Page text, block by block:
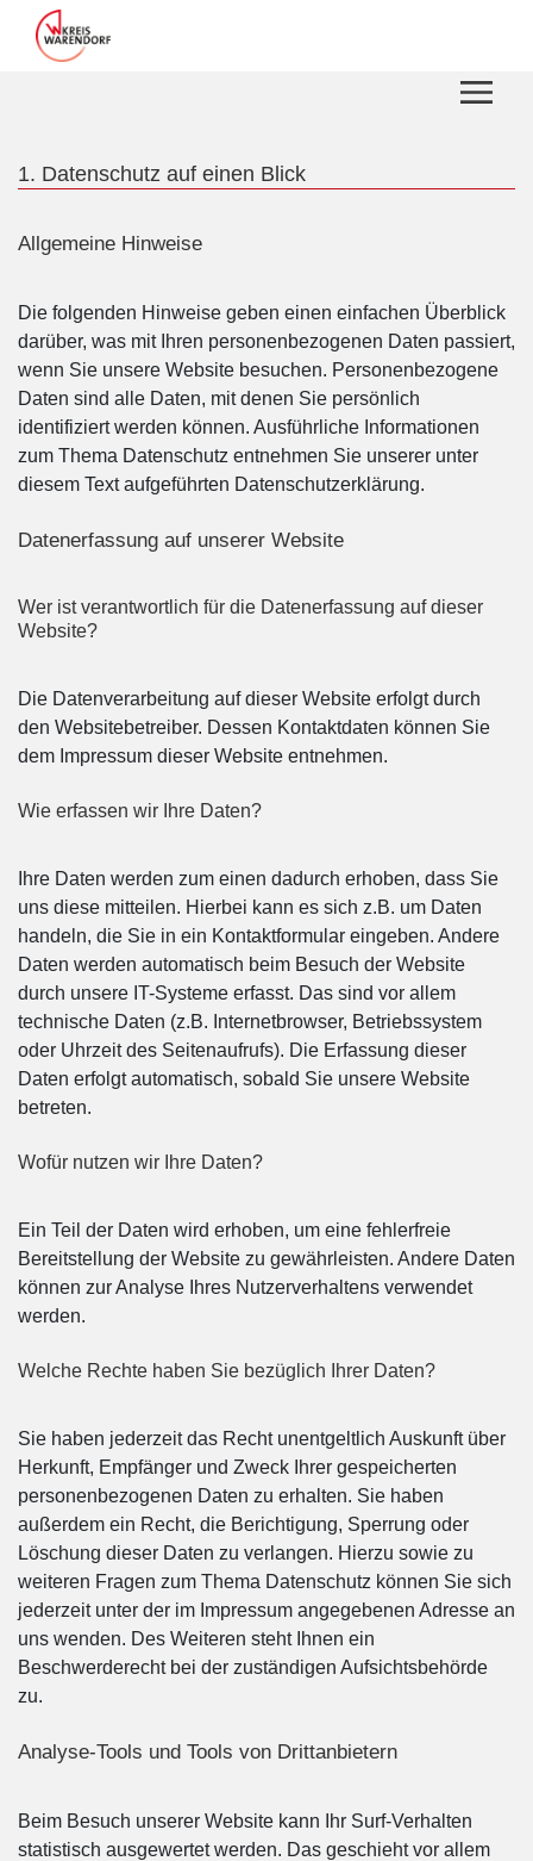
Zum Header
Zum Hauptinhalt
Zum Footer
Zum Hauptinhalt springen
1. Datenschutz auf einen Blick
Allgemeine Hinweise
Die folgenden Hinweise geben einen einfachen Überblick
darüber, was mit Ihren personenbezogenen Daten passiert,
wenn Sie unsere Website besuchen. Personenbezogene
Daten sind alle Daten, mit denen Sie persönlich
identifiziert werden können. Ausführliche Informationen
zum Thema Datenschutz entnehmen Sie unserer unter
diesem Text aufgeführten Datenschutzerklärung.
Datenerfassung auf unserer Website
Wer ist verantwortlich für die Datenerfassung auf dieser
Website?
Die Datenverarbeitung auf dieser Website erfolgt durch
den Websitebetreiber. Dessen Kontaktdaten können Sie
dem Impressum dieser Website entnehmen.
Wie erfassen wir Ihre Daten?
Ihre Daten werden zum einen dadurch erhoben, dass Sie
uns diese mitteilen. Hierbei kann es sich z.B. um Daten
handeln, die Sie in ein Kontaktformular eingeben. Andere
Daten werden automatisch beim Besuch der Website
durch unsere IT-Systeme erfasst. Das sind vor allem
technische Daten (z.B. Internetbrowser, Betriebssystem
oder Uhrzeit des Seitenaufrufs). Die Erfassung dieser
Daten erfolgt automatisch, sobald Sie unsere Website
betreten.
Wofür nutzen wir Ihre Daten?
Ein Teil der Daten wird erhoben, um eine fehlerfreie
Bereitstellung der Website zu gewährleisten. Andere Daten
können zur Analyse Ihres Nutzerverhaltens verwendet
werden.
Welche Rechte haben Sie bezüglich Ihrer Daten?
Sie haben jederzeit das Recht unentgeltlich Auskunft über
Herkunft, Empfänger und Zweck Ihrer gespeicherten
personenbezogenen Daten zu erhalten. Sie haben
außerdem ein Recht, die Berichtigung, Sperrung oder
Löschung dieser Daten zu verlangen. Hierzu sowie zu
weiteren Fragen zum Thema Datenschutz können Sie sich
jederzeit unter der im Impressum angegebenen Adresse an
uns wenden. Des Weiteren steht Ihnen ein
Beschwerderecht bei der zuständigen Aufsichtsbehörde
zu.
Analyse-Tools und Tools von Drittanbietern
Beim Besuch unserer Website kann Ihr Surf-Verhalten
statistisch ausgewertet werden. Das geschieht vor allem